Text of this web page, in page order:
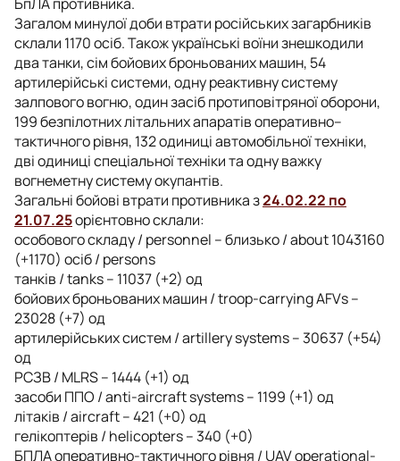
Загалом минулої доби втрати російських загарбників
склали 1170 осіб. Також українські воїни знешкодили
два танки, сім бойових броньованих машин, 54
артилерійські системи, одну реактивну систему
залпового вогню, один засіб протиповітряної оборони,
199 безпілотних літальних апаратів оперативно–
тактичного рівня, 132 одиниці автомобільної техніки,
дві одиниці спеціальної техніки та одну важку
вогнеметну систему окупантів.
Загальні бойові втрати противника з24.02.22 по
21.07.25орієнтовно склали:
особового складу / personnel – близько / about 1043160
(+1170) осіб / persons
танків / tanks – 11037 (+2) од
бойових броньованих машин / troop-carrying AFVs –
23028 (+7) од
артилерійських систем / artillery systems – 30637 (+54)
од
РСЗВ / MLRS – 1444 (+1) од
засоби ППО / anti-aircraft systems – 1199 (+1) од
літаків / aircraft – 421 (+0) од
гелікоптерів / helicopters – 340 (+0)
БПЛА оперативно-тактичного рівня / UAV operational-